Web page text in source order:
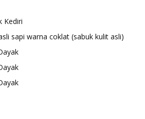
Kediri
sapi warna coklat (sabuk kulit asli)